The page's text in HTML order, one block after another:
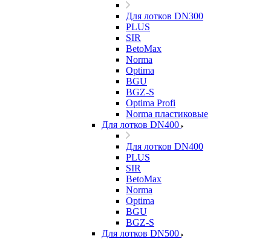
Для лотков DN300
PLUS
SIR
BetoMax
Norma
Optima
BGU
BGZ-S
Optima Profi
Norma пластиковые
Для лотков DN400
Для лотков DN400
PLUS
SIR
BetoMax
Norma
Optima
BGU
BGZ-S
Для лотков DN500